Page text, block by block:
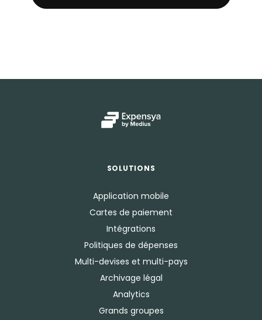
SOLUTIONS
Application mobile
Cartes de paiement
Intégrations
Politiques de dépenses
Multi-devises et multi-pays
Archivage légal
Analytics
Grands groupes